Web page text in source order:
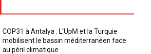
COP31 à Antalya : L’UpM et la Turquie
mobilisent le bassin méditerranéen face
au péril climatique